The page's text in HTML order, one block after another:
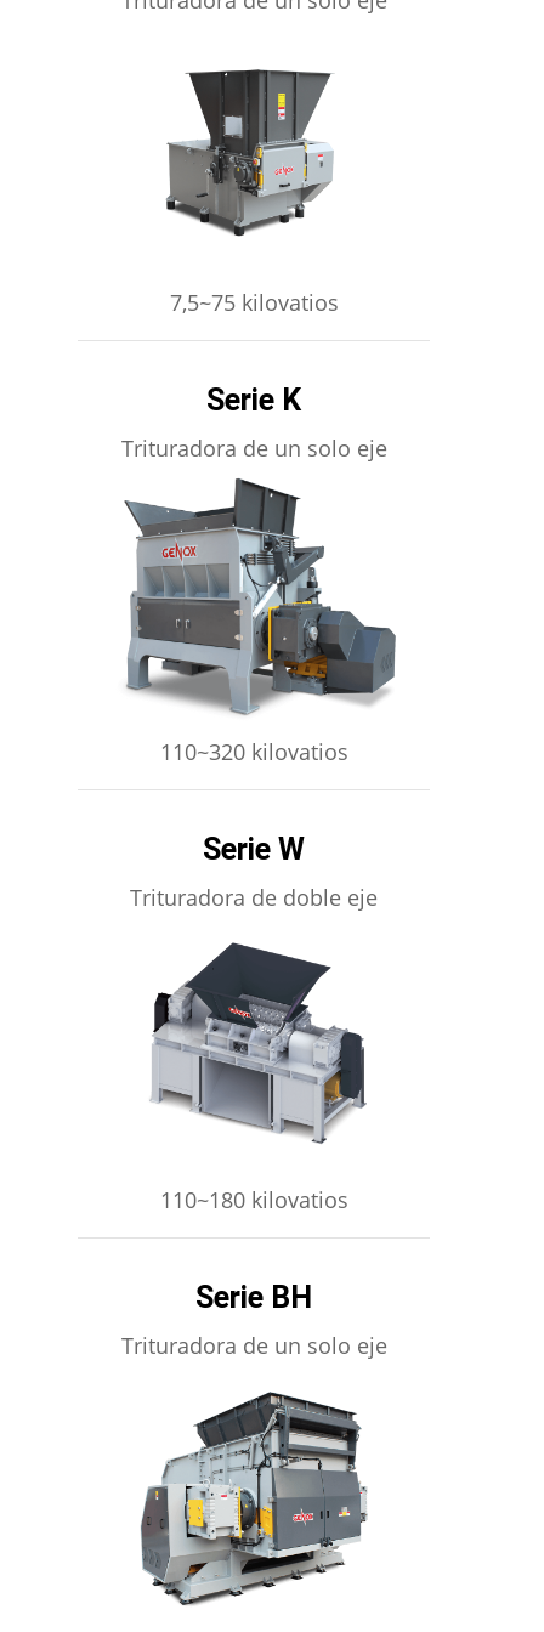
APRENDE MÁS
7,5~75 kilovatios
Serie K
Trituradora de un solo eje
APRENDE MÁS
110~320 kilovatios
Serie W
Trituradora de doble eje
APRENDE MÁS
110~180 kilovatios
Serie BH
Trituradora de un solo eje
APRENDE MÁS